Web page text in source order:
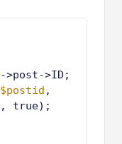
->post->ID;
$postid
, true);